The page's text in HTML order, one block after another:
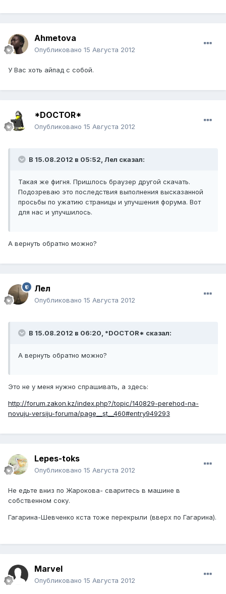
Ahmetova
Опубликовано 15 Августа 2012
У Вас хоть айпад с собой.
*DOCTOR*
Опубликовано 15 Августа 2012
В 15.08.2012 в 05:52, Лел сказал:
Такая же фигня. Пришлось браузер другой скачать.
Подозреваю это последствия выполнения высказанной
просьбы по ужатию страницы и улучшения форума. Вот
для нас и улучшилось.
А вернуть обратно можно?
Лел
Опубликовано 15 Августа 2012
В 15.08.2012 в 06:20, *DOCTOR* сказал:
А вернуть обратно можно?
Это не у меня нужно спрашивать, а здесь:
http://forum.zakon.kz/index.php?/topic/140829-perehod-na-
novuju-versiju-foruma/page__st__460#entry949293
Lepes-toks
Опубликовано 15 Августа 2012
Не едьте вниз по Жарокова- сваритесь в машине в
собственном соку.
Гагарина-Шевченко кста тоже перекрыли (вверх по Гагарина).
Marvel
Опубликовано 15 Августа 2012